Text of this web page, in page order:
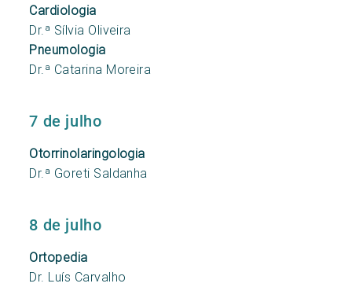
Cardiologia
Dr.ª Sílvia Oliveira
Pneumologia
Dr.ª Catarina Moreira
7 de julho
Otorrinolaringologia
Dr.ª Goreti Saldanha
8 de julho
Ortopedia
Dr. Luís Carvalho